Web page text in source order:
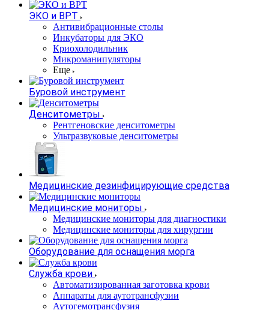
ЭКО и ВРТ
Антивибрационные столы
Инкубаторы для ЭКО
Криохолодильник
Микроманипуляторы
Еще
Буровой инструмент
Денситометры
Рентгеновские денситометры
Ультразвуковые денситометры
Медицинские дезинфицирующие средства
Медицинские мониторы
Медицинские мониторы для диагностики
Медицинские мониторы для хирургии
Оборудование для оснащения морга
Служба крови
Автоматизированная заготовка крови
Аппараты для аутотрансфузии
Аутогемотрансфузия